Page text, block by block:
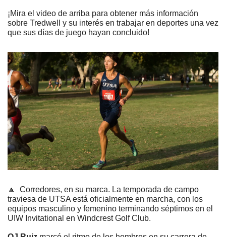
¡Mira el video de arriba para obtener más información
sobre Tredwell y su interés en trabajar en deportes una vez
que sus días de juego hayan concluido!
🔼
  Corredores, en su marca. La temporada de campo
traviesa de UTSA está oficialmente en marcha, con los
equipos masculino y femenino terminando séptimos en el
UIW Invitational en Windcrest Golf Club.